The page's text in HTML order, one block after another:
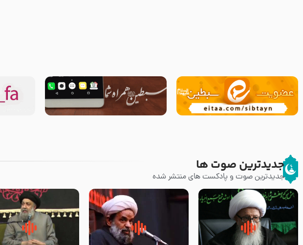
جدیدترین صوت ها
جدیدترین صوت و پادکست های منتشر شده